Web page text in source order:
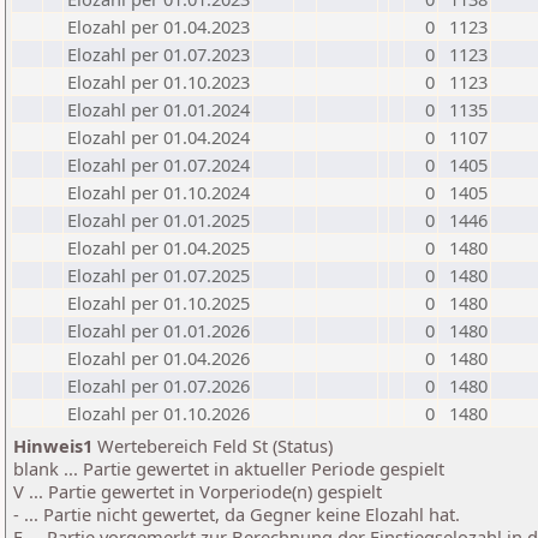
Elozahl per 01.04.2023
0
1123
Elozahl per 01.07.2023
0
1123
Elozahl per 01.10.2023
0
1123
Elozahl per 01.01.2024
0
1135
Elozahl per 01.04.2024
0
1107
Elozahl per 01.07.2024
0
1405
Elozahl per 01.10.2024
0
1405
Elozahl per 01.01.2025
0
1446
Elozahl per 01.04.2025
0
1480
Elozahl per 01.07.2025
0
1480
Elozahl per 01.10.2025
0
1480
Elozahl per 01.01.2026
0
1480
Elozahl per 01.04.2026
0
1480
Elozahl per 01.07.2026
0
1480
Elozahl per 01.10.2026
0
1480
Hinweis1 Wertebereich Feld St (Status)
blank ... Partie gewertet in aktueller Periode gespielt
V ... Partie gewertet in Vorperiode(n) gespielt
- ... Partie nicht gewertet, da Gegner keine Elozahl hat.